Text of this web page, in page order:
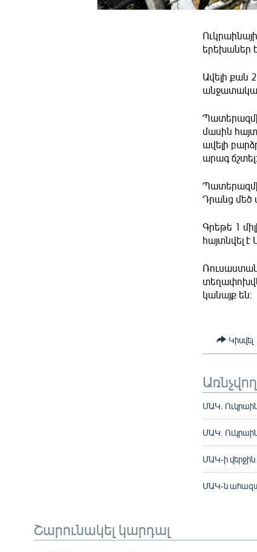
երեխաներ
Ավելի քան
մասին
ավելի
արագ ճշտել։
Դրանց մեծ
Գրեթե 1
հայտնվել է
Ռուսաստան
կանայք են։
Կիսվել
ՄԱԿ.
ՄԱԿ.
ՄԱԿ-ի վերջին
ՄԱԿ-ն
Շարունակել կարդալ